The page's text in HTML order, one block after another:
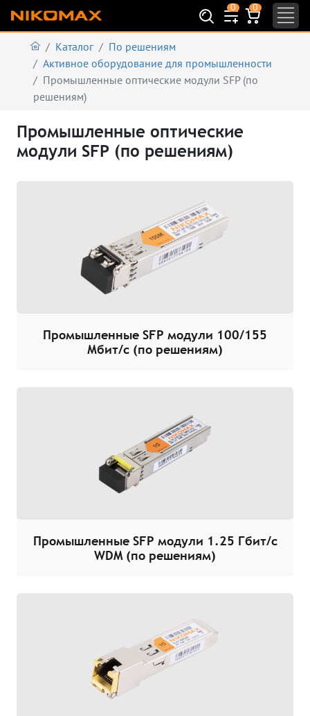
0 0
Каталог
По решениям
Активное оборудование для промышленности
Промышленные оптические модули SFP (по
решениям)
Промышленные оптические
модули SFP (по решениям)
Промышленные SFP модули 100/155
Мбит/с (по решениям)
Промышленные SFP модули 1.25 Гбит/с
WDM (по решениям)